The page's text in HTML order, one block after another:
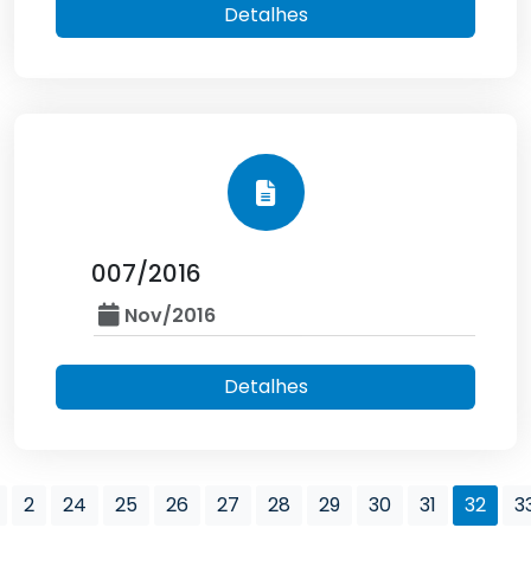
Detalhes
007/2016
Nov/2016
Detalhes
2 24 25 26 27 28 29 30 31 32